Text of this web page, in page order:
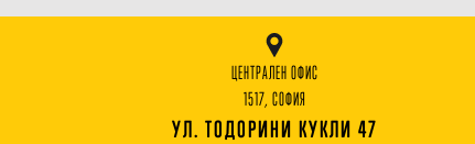
ЦЕНТРАЛЕН ОФИС
1517, СОФИЯ
УЛ. ТОДОРИНИ КУКЛИ 47